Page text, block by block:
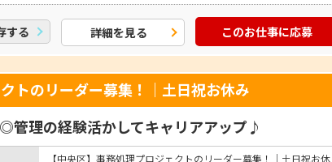
する 詳細を見る このお仕事に応募
トのリーダー募集！｜土日祝お休み
◎管理の経験活かしてキャリアアップ♪
【中央区】事務処理プロジェクトのリーダー募集！｜土日祝お休